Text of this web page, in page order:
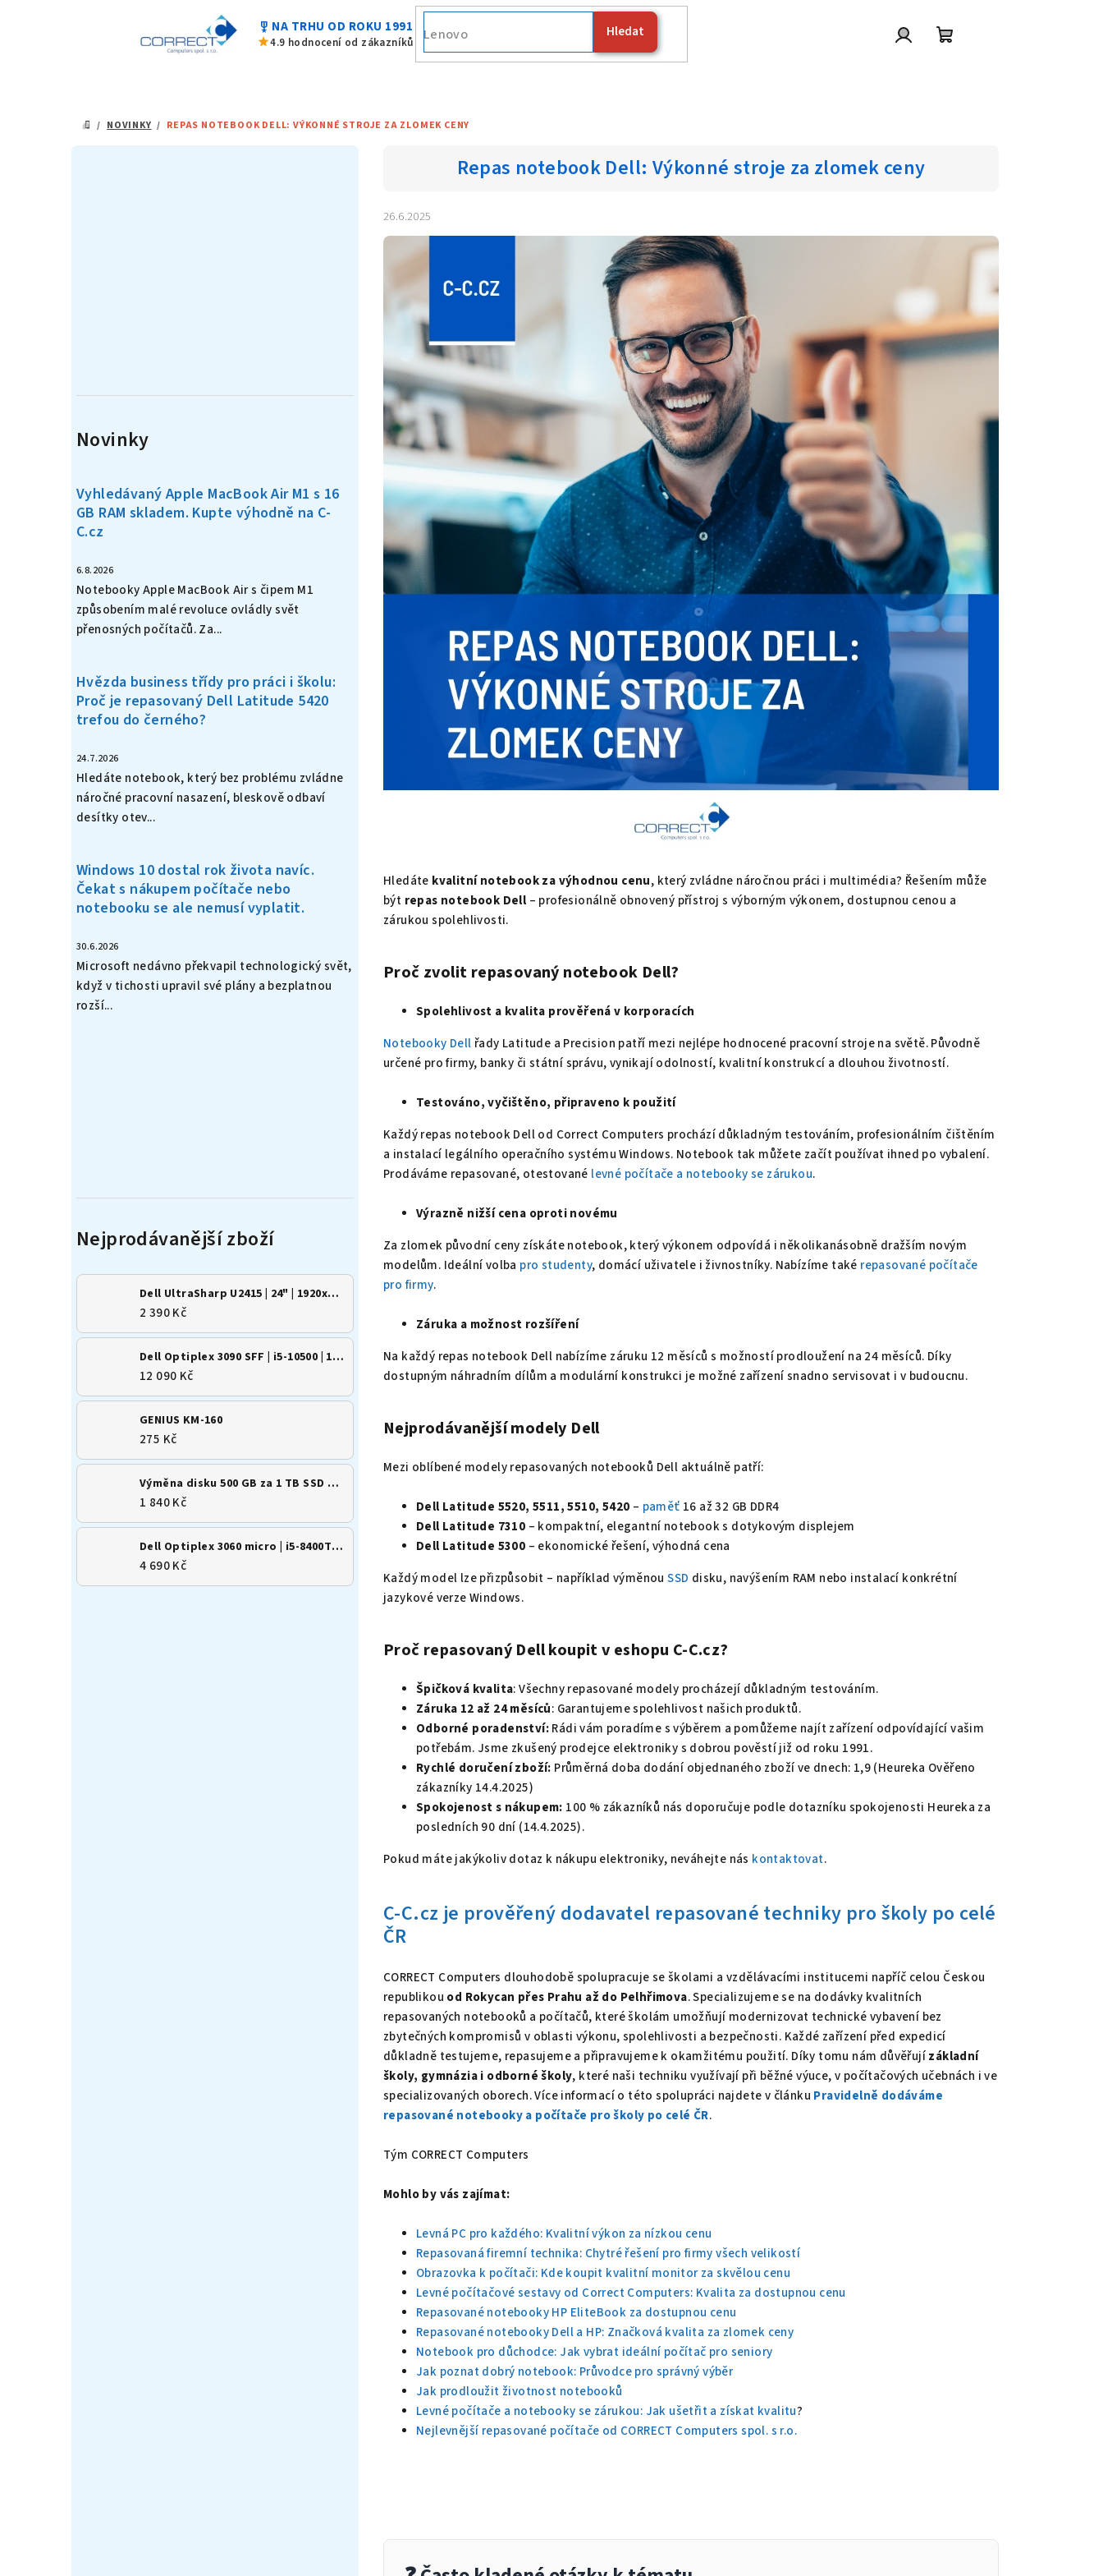
military_tech NA TRHU OD ROKU 1991
star4.9 hodnocení od zákazníků
Hledat
DOMŮ
/ NOVINKY / REPAS NOTEBOOK DELL: VÝKONNÉ STROJE ZA ZLOMEK CENY
p
n
e
Novinky
Vyhledávaný Apple MacBook Air M1 s 16
GB RAM skladem. Kupte výhodně na C-
C.cz
6.8.2026
Notebooky Apple MacBook Air s čipem M1
způsobením malé revoluce ovládly svět
přenosných počítačů. Za...
Hvězda business třídy pro práci i školu:
Proč je repasovaný Dell Latitude 5420
trefou do černého?
24.7.2026
Hledáte notebook, který bez problému zvládne
náročné pracovní nasazení, bleskově odbaví
desítky otev...
Windows 10 dostal rok života navíc.
Čekat s nákupem počítače nebo
notebooku se ale nemusí vyplatit.
30.6.2026
Microsoft nedávno překvapil technologický svět,
když v tichosti upravil své plány a bezplatnou
rozší...
Dell UltraSharp U2415 | 24" | 1920x1200 | 16:10 | IPS
2 390 Kč
Dell Optiplex 3090 SFF | i5-10500 | 16GB | 500GB SSD | Win 11
12 090 Kč
GENIUS KM-160
275 Kč
Výměna disku 500 GB za 1 TB SSD M.2 NVMe
1 840 Kč
Dell Optiplex 3060 micro | i5-8400T | 8GB | 256GB SSD | Win 11
4 690 Kč
Repas notebook Dell: Výkonné stroje za zlomek ceny
26.6.2025
Hledáte kvalitní notebook za výhodnou cenu, který zvládne náročnou práci i multimédia? Řešením může
být repas notebook Dell – profesionálně obnovený přístroj s výborným výkonem, dostupnou cenou a
zárukou spolehlivosti.
Proč zvolit repasovaný notebook Dell?
Spolehlivost a kvalita prověřená v korporacích
Notebooky Dellřady Latitude a Precision patří mezi nejlépe hodnocené pracovní stroje na světě. Původně
určené pro firmy, banky či státní správu, vynikají odolností, kvalitní konstrukcí a dlouhou životností.
Testováno, vyčištěno, připraveno k použití
Každý repas notebook Dell od Correct Computers prochází důkladným testováním, profesionálním čištěním
a instalací legálního operačního systému Windows. Notebook tak můžete začít používat ihned po vybalení.
Prodáváme repasované, otestované levné počítače a notebooky se zárukou.
Výrazně nižší cena oproti novému
Za zlomek původní ceny získáte notebook, který výkonem odpovídá i několikanásobně dražším novým
modelům. Ideální volba pro studenty, domácí uživatele i živnostníky. Nabízíme také repasované počítače
pro firmy.
Záruka a možnost rozšíření
Na každý repas notebook Dell nabízíme záruku 12 měsíců s možností prodloužení na 24 měsíců. Díky
dostupným náhradním dílům a modulární konstrukci je možné zařízení snadno servisovat i v budoucnu.
Nejprodávanější modely Dell
Mezi oblíbené modely repasovaných notebooků Dell aktuálně patří:
Dell Latitude 5520, 5511, 5510, 5420 – paměť 16 až 32 GB DDR4
Dell Latitude 7310 – kompaktní, elegantní notebook s dotykovým displejem
Dell Latitude 5300 – ekonomické řešení, výhodná cena
Každý model lze přizpůsobit – například výměnouSSD disku, navýšením RAM nebo instalací konkrétní
jazykové verze Windows.
Proč repasovaný Dell koupit v eshopu C-C.cz?
Špičková kvalita: Všechny repasované modely procházejí důkladným testováním.
Záruka 12 až 24 měsíců: Garantujeme spolehlivost našich produktů.
Odborné poradenství:Rádi vám poradíme s výběrem a pomůžeme najít zařízení odpovídající vašim
potřebám. Jsme zkušený prodejce elektroniky s dobrou pověstí již od roku 1991.
Rychlé doručení zboží: Průměrná doba dodání objednaného zboží ve dnech: 1,9 (Heureka Ověřeno
zákazníky 14.4.2025)
Spokojenost s nákupem: 100 % zákazníků nás doporučuje podle dotazníku spokojenosti Heureka za
posledních 90 dní (14.4.2025).
Pokud máte jakýkoliv dotaz k nákupu elektroniky, neváhejte nás kontaktovat.
C-C.cz je prověřený dodavatel repasované techniky pro školy po celé
ČR
CORRECT Computers dlouhodobě spolupracuje se školami a vzdělávacími institucemi napříč celou Českou
republikou od Rokycan přes Prahu až do Pelhřimova. Specializujeme se na dodávky kvalitních
repasovaných notebooků a počítačů, které školám umožňují modernizovat technické vybavení bez
zbytečných kompromisů v oblasti výkonu, spolehlivosti a bezpečnosti. Každé zařízení před expedicí
důkladně testujeme, repasujeme a připravujeme k okamžitému použití. Díky tomu nám důvěřujízákladní
školy, gymnázia i odborné školy, které naši techniku využívají při běžné výuce, v počítačových učebnách i ve
specializovaných oborech. Více informací o této spolupráci najdete v článku Pravidelně dodáváme
repasované notebooky a počítače pro školy po celé ČR.
Tým CORRECT Computers
Mohlo by vás zajímat:
Levná PC pro každého: Kvalitní výkon za nízkou cenu
Repasovaná firemní technika: Chytré řešení pro firmy všech velikostí
Obrazovka k počítači: Kde koupit kvalitní monitor za skvělou cenu
Levné počítačové sestavy od Correct Computers: Kvalita za dostupnou cenu
Repasované notebooky HP EliteBook za dostupnou cenu
Repasované notebooky Dell a HP: Značková kvalita za zlomek ceny
Notebook pro důchodce: Jak vybrat ideální počítač pro seniory
Jak poznat dobrý notebook: Průvodce pro správný výběr
Jak prodloužit životnost notebooků
Levné počítače a notebooky se zárukou: Jak ušetřit a získat kvalitu?
Nejlevnější repasované počítače od CORRECT Computers spol. s r.o.